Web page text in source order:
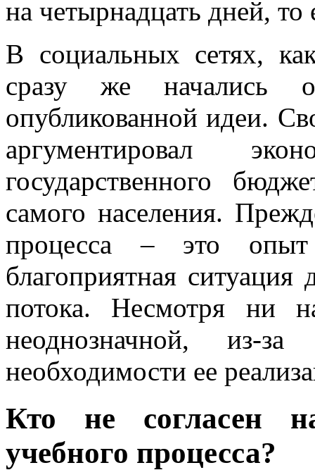
на четырнадцать дней, то
В социальных сетях,
сразу же начались
опубликованной идеи.
аргументировал
государственного
самого населения.
процесса – это
благоприятная ситуация
потока. Несмотря ни
неоднозначной, из-
необходимости ее
Кто не согласен
учебного процесса?